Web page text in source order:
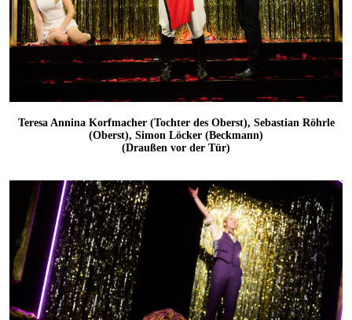
Teresa Annina Korfmacher (Tochter des Oberst), Sebastian Röhrle
(Oberst), Simon Löcker (Beckmann)
(Draußen vor der Tür)